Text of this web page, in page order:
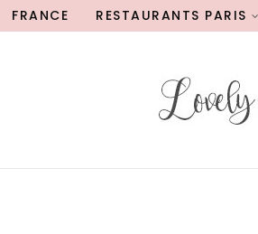
FRANCE RESTAURANTS PARIS